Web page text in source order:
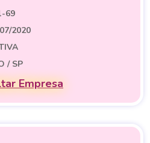
69
2020
/ SP
Empresa